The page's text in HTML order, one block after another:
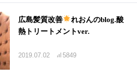
広島髪質改善
れおんのblog.酸
熱トリートメントver.
2019.07.02 5849